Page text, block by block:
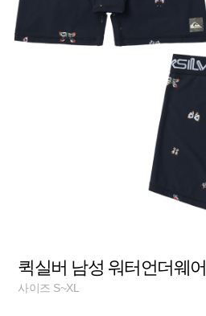
퀵실버 남성 워터언더웨
사이즈 S~XL